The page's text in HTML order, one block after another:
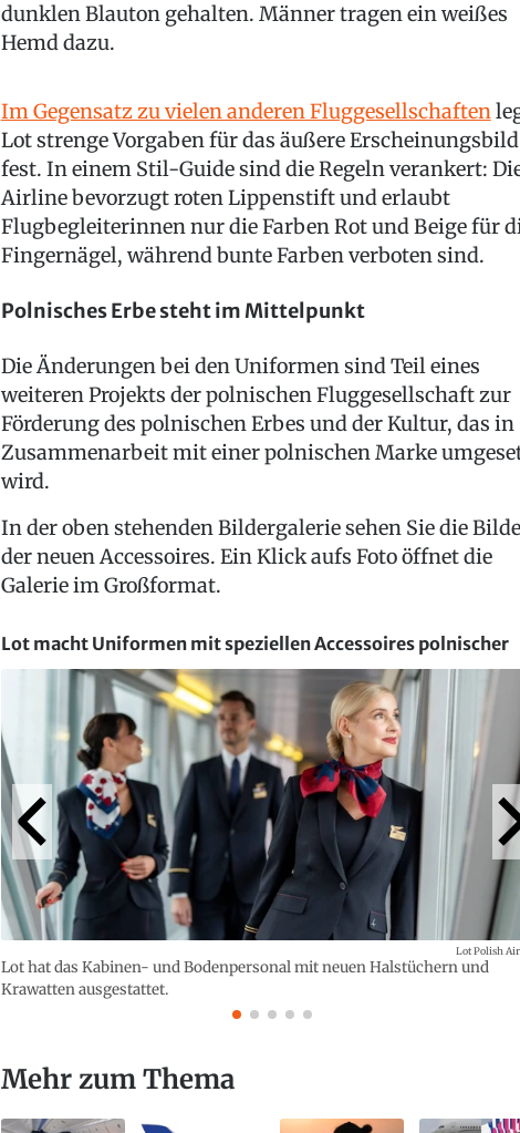
dunklen Blauton gehalten. Männer tragen ein weißes
Hemd dazu.
Im Gegensatz zu vielen anderen Fluggesellschaften
Lot strenge Vorgaben für das äußere Erscheinungsbild
fest. In einem Stil-Guide sind die Regeln verankert:
Airline bevorzugt roten Lippenstift und erlaubt
Flugbegleiterinnen nur die Farben Rot und Beige für
Fingernägel, während bunte Farben verboten sind.
Polnisches Erbe steht im Mittelpunkt
Die Änderungen bei den Uniformen sind Teil eines
weiteren Projekts der polnischen Fluggesellschaft zur
Förderung des polnischen Erbes und der Kultur, das in
Zusammenarbeit mit einer polnischen Marke
wird.
In der oben stehenden Bildergalerie sehen Sie die
der neuen Accessoires. Ein Klick aufs Foto öffnet die
Galerie im Großformat.
Lot macht Uniformen mit speziellen Accessoires polnischer
Lot hat das Kabinen- und Bodenpersonal mit neuen Halstüchern und
Krawatten ausgestattet.
Lot Polish
Mehr zum Thema